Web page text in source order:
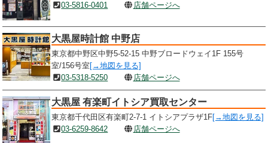
03-5816-0401
店舗ページへ
大黒屋時計館 中野店
東京都中野区中野5-52-15 中野ブロードウェイ1F 155号
室/156号室 [→地図を見る]
03-5318-5250
店舗ページへ
大黒屋 有楽町イトシア買取センター
東京都千代田区有楽町2-7-1 イトシアプラザ1F[→地図を見る]
03-6259-8642
店舗ページへ